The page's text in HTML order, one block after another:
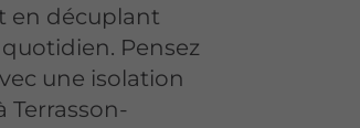
en décuplant
Pensez
une isolation
Terrasson-